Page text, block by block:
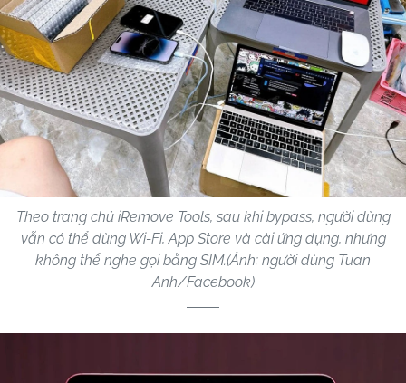
Theo trang chủ iRemove Tools, sau khi bypass, người dùng
vẫn có thể dùng Wi-Fi, App Store và cài ứng dụng, nhưng
không thể nghe gọi bằng SIM.(Ảnh: người dùng Tuan
Anh/Facebook)